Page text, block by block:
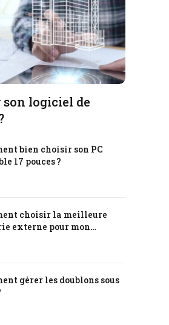
logiciel de
bien choisir son PC
17 pouces ?
choisir la meilleure
externe pour mon
gérer les doublons sous